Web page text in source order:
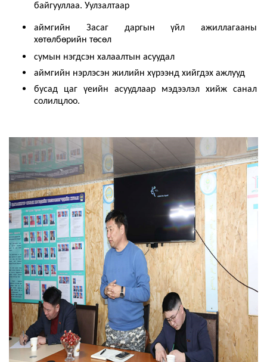
байгууллаа. Уулзалтаар
аймгийн Засаг даргын үйл ажиллагааны
хөтөлбөрийн төсөл
сумын нэгдсэн халаалтын асуудал
аймгийн нэрлэсэн жилийн хүрээнд хийгдэх ажлууд
бусад цаг үеийн асуудлаар мэдээлэл хийж санал
солилцлоо.